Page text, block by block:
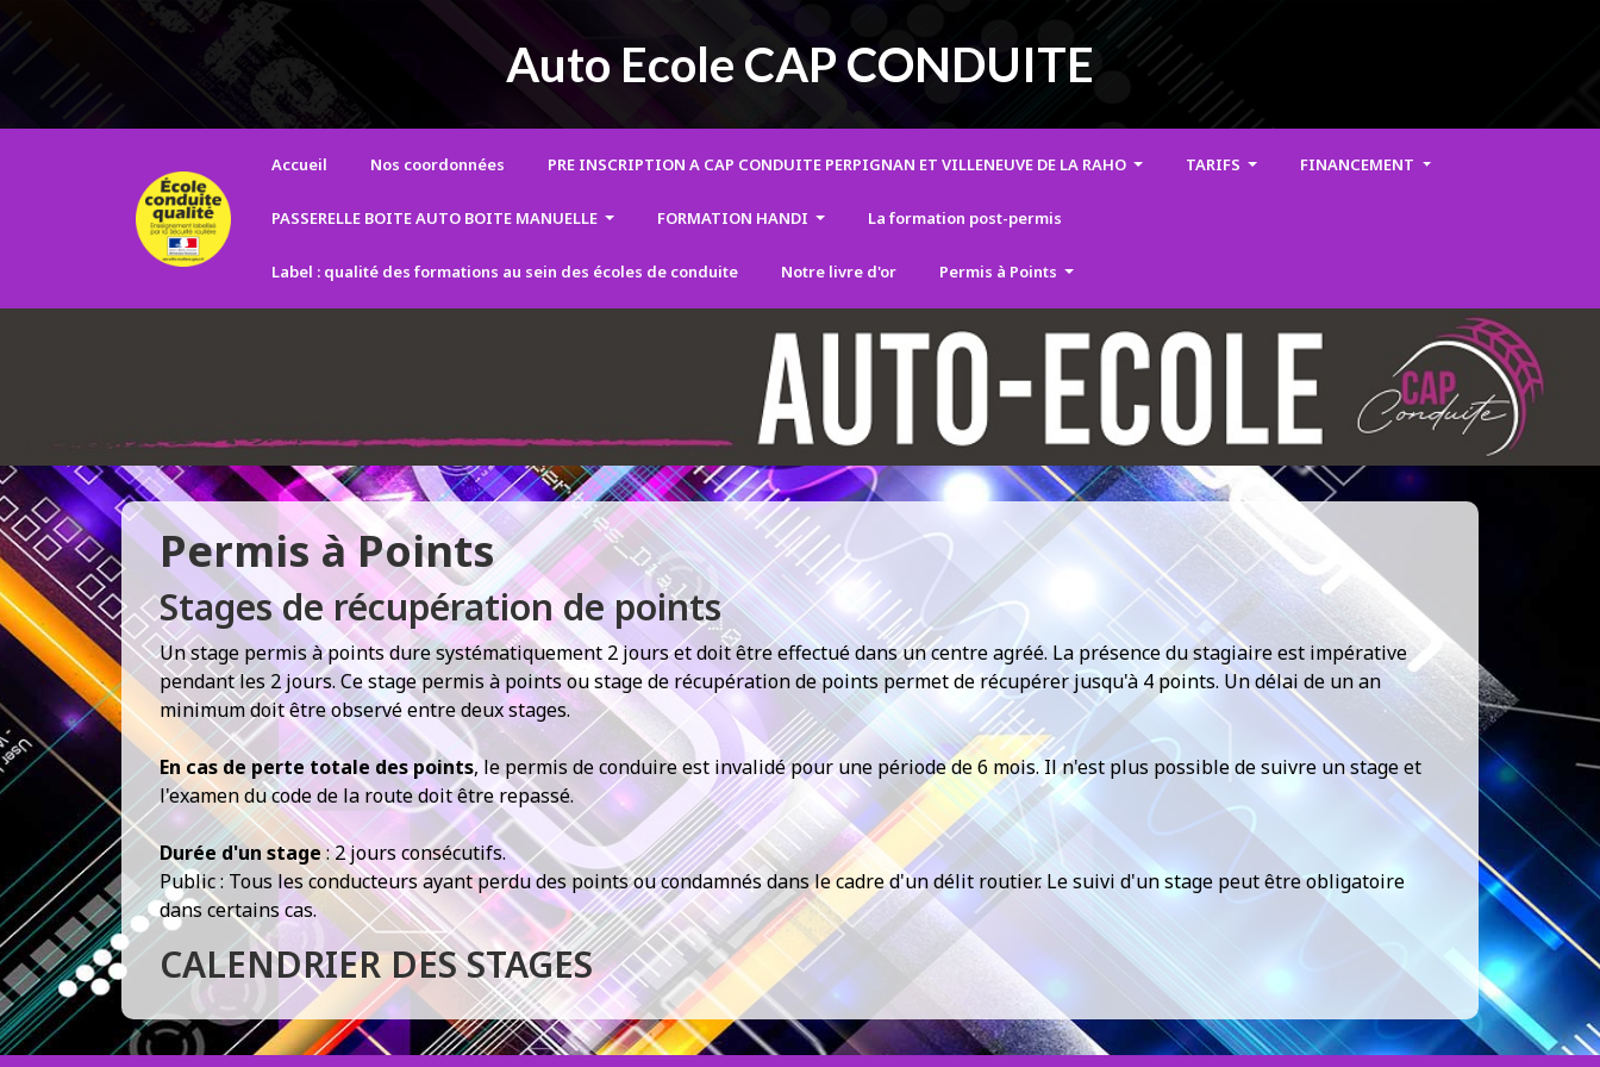
Panneau de gestion des cookies
Auto Ecole CAP CONDUITE
Accueil Nos coordonnées PRE INSCRIPTION A CAP CONDUITE PERPIGNAN ET VILLENEUVE DE LA RAHO TARIFS FINANCEMENT
PASSERELLE BOITE AUTO BOITE MANUELLE FORMATION HANDI La formation post-permis
Label : qualité des formations au sein des écoles de conduite Notre livre d'or Permis à Points
Permis à Points
Stages de récupération de points
Un stage permis à points dure systématiquement 2 jours et doit être effectué dans un centre agréé. La présence du stagiaire est impérative
pendant les 2 jours. Ce stage permis à points ou stage de récupération de points permet de récupérer jusqu'à 4 points. Un délai de un an
minimum doit être observé entre deux stages.
En cas de perte totale des points, le permis de conduire est invalidé pour une période de 6 mois. Il n'est plus possible de suivre un stage et
l'examen du code de la route doit être repassé.
Durée d'un stage: 2 jours consécutifs.
Public : Tous les conducteurs ayant perdu des points ou condamnés dans le cadre d'un délit routier. Le suivi d'un stage peut être obligatoire
dans certains cas.
CALENDRIER DES STAGES